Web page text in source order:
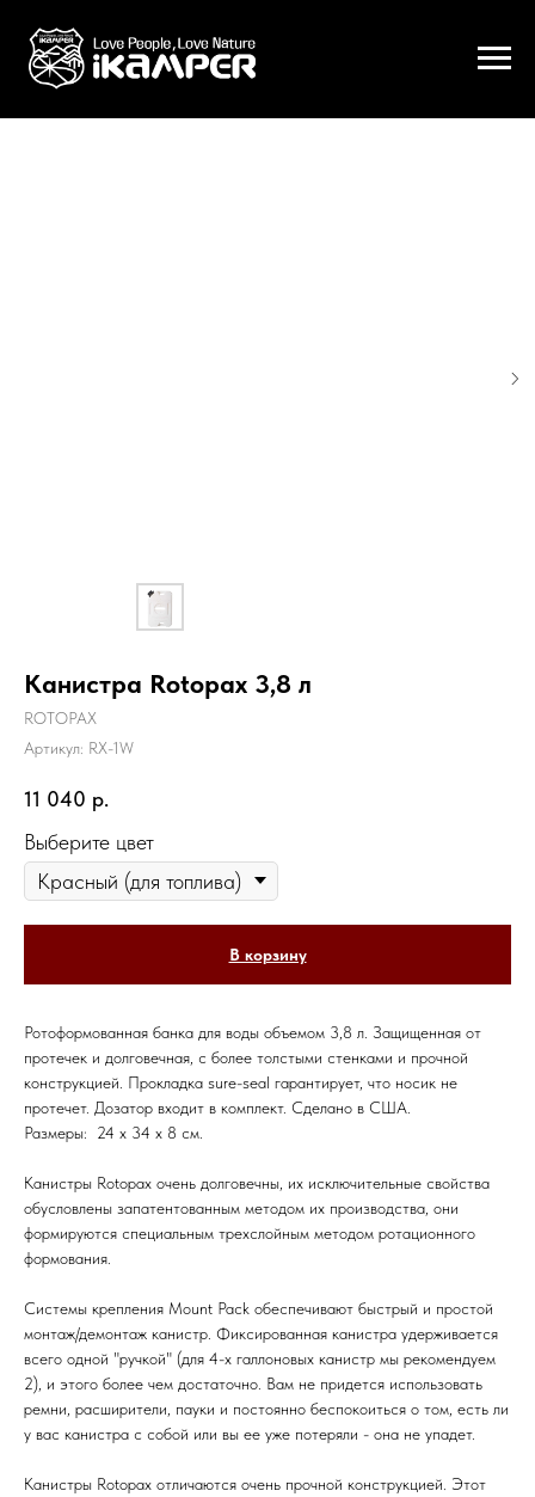
Канистра Rotopax 3,8 л
ROTOPAX
Артикул: RX-1W
11 040 р.
Выберите цвет
В корзину
Ротоформованная банка для воды объемом 3,8 л. Защищенная от
протечек и долговечная, с более толстыми стенками и прочной
конструкцией. Прокладка sure-seal гарантирует, что носик не
протечет. Дозатор входит в комплект. Сделано в США.
Размеры: 24 x 34 x 8 см.
Канистры Rotopax очень долговечны, их исключительные свойства
обусловлены запатентованным методом их производства, они
формируются специальным трехслойным методом ротационного
формования.
Системы крепления Mount Pack обеспечивают быстрый и простой
монтаж/демонтаж канистр. Фиксированная канистра удерживается
всего одной "ручкой" (для 4-х галлоновых канистр мы рекомендуем
2), и этого более чем достаточно. Вам не придется использовать
ремни, расширители, пауки и постоянно беспокоиться о том, есть ли
у вас канистра с собой или вы ее уже потеряли - она не упадет.
Канистры Rotopax отличаются очень прочной конструкцией. Этот